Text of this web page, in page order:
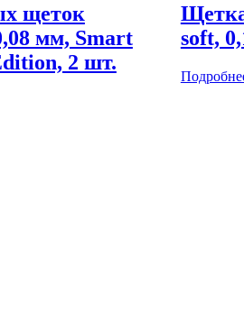
щеток
мм, Smart
2 шт.
Щетка
soft,